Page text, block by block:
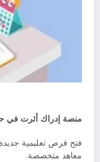
منصة إدراك أثرت في
فتح فرص تعليمية
معاهد متخصصة.